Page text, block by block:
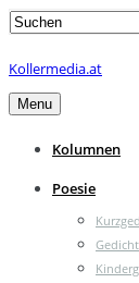
Search
Kollermedia.at
Menu
Kolumnen
Poesie